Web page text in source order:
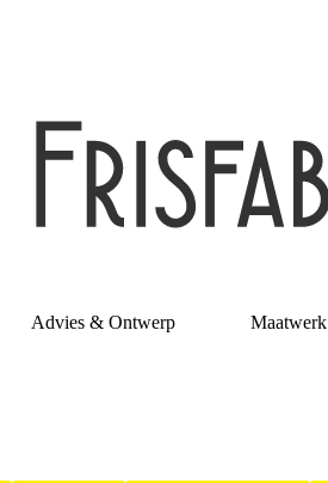
Advies & Ontwerp Maatwerk